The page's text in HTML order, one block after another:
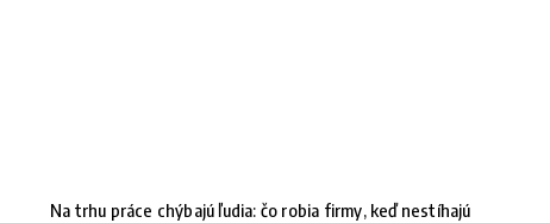
Na trhu práce chýbajú ľudia: čo robia firmy, keď nestíhajú